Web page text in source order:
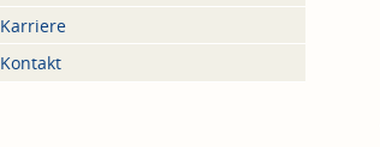
Karriere
Kontakt